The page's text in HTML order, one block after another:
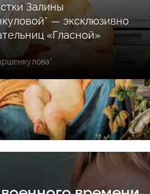
Залины
— эксклюзивно
«Гласной»